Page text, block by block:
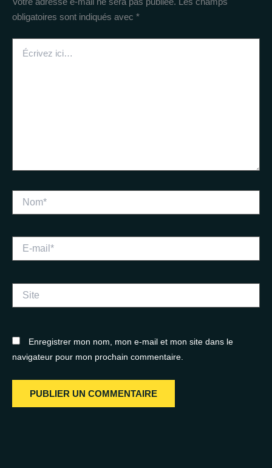
obligatoires sont indiqués avec *
ici…
mail*
Enregistrer mon nom, mon e-mail et mon site dans le
navigateur pour mon prochain commentaire.